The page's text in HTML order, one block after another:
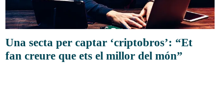
Una secta per captar ‘criptobros’: “Et
fan creure que ets el millor del món”